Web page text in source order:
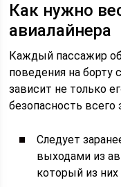
Как нужно
авиалайнера
Каждый пассажир
поведения на борту
зависит не только
безопасность всего
Следует
выходами из
который из